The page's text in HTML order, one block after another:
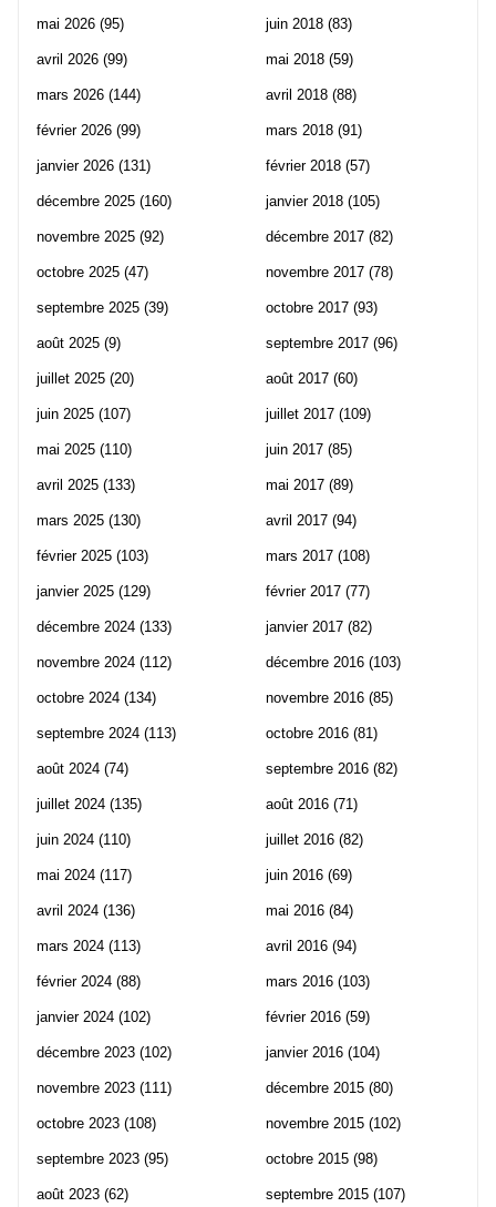
mai 2026 (95)
avril 2026 (99)
mars 2026 (144)
février 2026 (99)
janvier 2026 (131)
décembre 2025 (160)
novembre 2025 (92)
octobre 2025 (47)
septembre 2025 (39)
août 2025 (9)
juillet 2025 (20)
juin 2025 (107)
mai 2025 (110)
avril 2025 (133)
mars 2025 (130)
février 2025 (103)
janvier 2025 (129)
décembre 2024 (133)
novembre 2024 (112)
octobre 2024 (134)
septembre 2024 (113)
août 2024 (74)
juillet 2024 (135)
juin 2024 (110)
mai 2024 (117)
avril 2024 (136)
mars 2024 (113)
février 2024 (88)
janvier 2024 (102)
décembre 2023 (102)
novembre 2023 (111)
octobre 2023 (108)
septembre 2023 (95)
août 2023 (62)
juin 2018 (83)
mai 2018 (59)
avril 2018 (88)
mars 2018 (91)
février 2018 (57)
janvier 2018 (105)
décembre 2017 (82)
novembre 2017 (78)
octobre 2017 (93)
septembre 2017 (96)
août 2017 (60)
juillet 2017 (109)
juin 2017 (85)
mai 2017 (89)
avril 2017 (94)
mars 2017 (108)
février 2017 (77)
janvier 2017 (82)
décembre 2016 (103)
novembre 2016 (85)
octobre 2016 (81)
septembre 2016 (82)
août 2016 (71)
juillet 2016 (82)
juin 2016 (69)
mai 2016 (84)
avril 2016 (94)
mars 2016 (103)
février 2016 (59)
janvier 2016 (104)
décembre 2015 (80)
novembre 2015 (102)
octobre 2015 (98)
septembre 2015 (107)